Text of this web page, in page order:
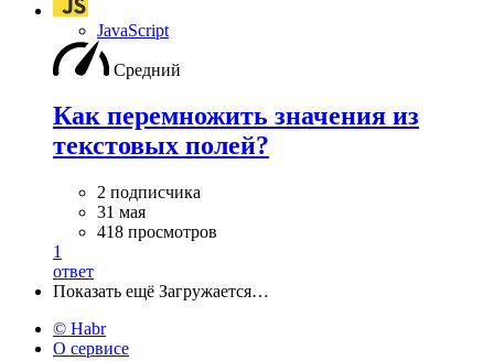
JavaScript
Средний
Как перемножить значения из
текстовых полей?
2 подписчика
31 мая
418 просмотров
1
ответ
Показать ещё Загружается…
© Habr
О сервисе